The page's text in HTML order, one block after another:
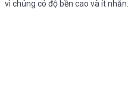
vì chúng có độ bền cao và ít nhăn.